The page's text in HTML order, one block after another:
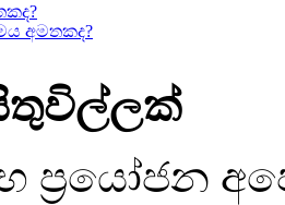
අමතකද?
ප්‍රයෝජන